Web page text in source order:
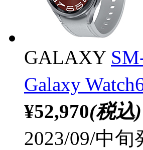
GALAXY
Galaxy
¥52,970(税込)
2023/09/中旬